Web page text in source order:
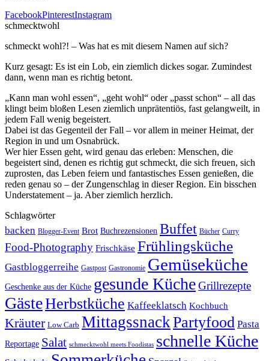
FacebookPinterestInstagram
schmecktwohl
schmeckt wohl?! – Was hat es mit diesem Namen auf sich?
Kurz gesagt: Es ist ein Lob, ein ziemlich dickes sogar. Zumindest
dann, wenn man es richtig betont.
„Kann man wohl essen“, „geht wohl“ oder „passt schon“ – all das
klingt beim bloßen Lesen ziemlich unprätentiös, fast gelangweilt, in
jedem Fall wenig begeistert.
Dabei ist das Gegenteil der Fall – vor allem in meiner Heimat, der
Region in und um Osnabrück.
Wer hier Essen geht, wird genau das erleben: Menschen, die
begeistert sind, denen es richtig gut schmeckt, die sich freuen, sich
zuprosten, das Leben feiern und fantastisches Essen genießen, die
reden genau so – der Zungenschlag in dieser Region. Ein bisschen
Understatement – ja. Aber ziemlich herzlich.
Schlagwörter
backen Blogger-Event Brot Buchrezensionen Buffet Bücher Curry
Food-Photography Frischkäse Frühlingsküche
Gastbloggerreihe Gastpost Gastronomie Gemüseküche
Geschenke aus der Küche gesunde KücheGrillrezepte
GästeHerbstküche Kaffeeklatsch Kochbuch
Kräuter Low Carb MittagssnackPartyfood Pasta
Reportage Salat schmecktwohl meets Foodistas schnelle Küche